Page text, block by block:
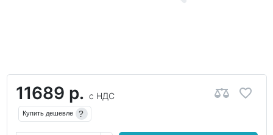
11689 р. с НДС
Купить дешевле ?